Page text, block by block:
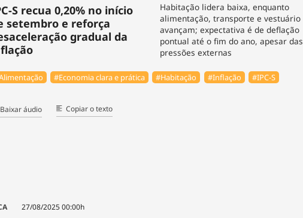
S recua 0,20% no início
setembro e reforça
gradual da
Habitação lidera baixa, enquanto
alimentação, transporte e vestuário
avançam; expectativa é de deflação
pontual até o fim do ano, apesar das
pressões externas
#Economia clara e prática #Habitação #Inflação #IPC-S
Baixar áudio Copiar o texto
27/08/2025 00:00h